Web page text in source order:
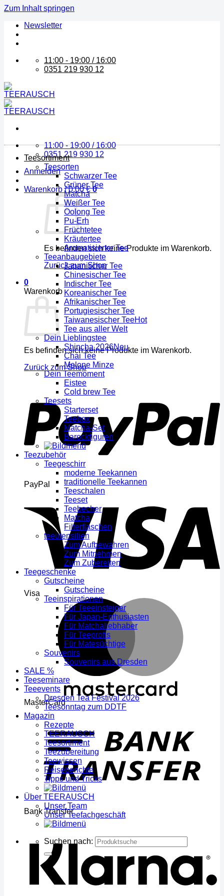
Zum Inhalt springen
Newsletter
11:00 - 19:00 / 16:00
0351 219 930 12
11:00 - 19:00 / 16:00
0351 219 930 12
Anmelden
Warenkorb /0,00€ 0
Es befinden sich keine Produkte im Warenkorb.
Zurück zum Shop
0
Warenkorb
Es befinden sich keine Produkte im Warenkorb.
Zurück zum Shop
PayPal
Visa
MasterCard
Bank Transfer
Teesortiment
Teesorten
Schwarzer Tee
Grüner Tee
Matcha
Weißer Tee
Oolong Tee
Pu-Erh
Früchtetee
Kräutertee
Aromatisierter Tee
Teeanbaugebiete
Japanischer Tee
Chinesischer Tee
Indischer Tee
Koreanischer Tee
Afrikanischer Tee
Portugiesischer Tee
Taiwanesischer Tee
Tee aus aller Welt
Dein Lieblingstee
Shincha 2026
Chai Tee
Melone Minze
Dein Teemoment
Eistee
Cold brew Tee
Teesets
Starterset
Teebox
Matcha-Set
Barockfiguren
Teezubehör
Teegeschirr
moderne Teekannen
traditionelle Teekannen
Teeschalen
Teeset
Teebecher
Matcha
Filterflaschen
teeutensilien
Zum Aufbewahren
Zum Mitnehmen
Zum Zubereiten
Teegeschenke
Gutscheine
Gutscheine
Teeinspirationen
Für Teeeinsteiger
Für Japan-Enthusiasten
Für Matchaliebhaber
Für Teeprofis
Für Matesüchtige
Souvenirs
Souvenirs aus Dresden
SALE %
Teeseminare
Teeevents
Dresden Tea Festival 2026
Teesonntag zum DDTF
Magazin
Rezepte
TEERAUSCH
Teesortiment
Teezubereitung
Teewissen
Reiseberichte
Tipps und Tricks
Über TEERAUSCH
Unser Team
Unser Teefachgeschäft
Suchen nach: